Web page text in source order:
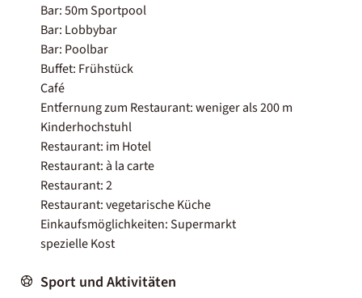
Bar: 50m Sportpool
Bar: Lobbybar
Bar: Poolbar
Buffet: Frühstück
Café
Entfernung zum Restaurant: weniger als 200 m
Kinderhochstuhl
Restaurant: im Hotel
Restaurant: à la carte
Restaurant: 2
Restaurant: vegetarische Küche
Einkaufsmöglichkeiten: Supermarkt
spezielle Kost
Sport und Aktivitäten